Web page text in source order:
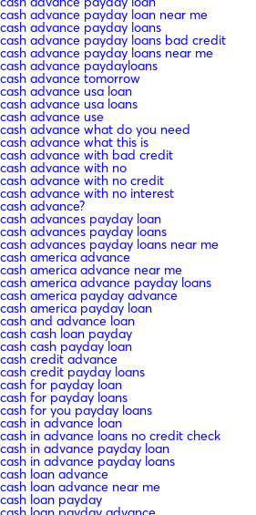
cash advance payday loan near me
cash advance payday loans
cash advance payday loans bad credit
cash advance payday loans near me
cash advance paydayloans
cash advance tomorrow
cash advance usa loan
cash advance usa loans
cash advance use
cash advance what do you need
cash advance what this is
cash advance with bad credit
cash advance with no
cash advance with no credit
cash advance with no interest
cash advance?
cash advances payday loan
cash advances payday loans
cash advances payday loans near me
cash america advance
cash america advance near me
cash america advance payday loans
cash america payday advance
cash america payday loan
cash and advance loan
cash cash loan payday
cash cash payday loan
cash credit advance
cash credit payday loans
cash for payday loan
cash for payday loans
cash for you payday loans
cash in advance loan
cash in advance loans no credit check
cash in advance payday loan
cash in advance payday loans
cash loan advance
cash loan advance near me
cash loan payday